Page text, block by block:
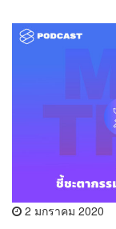
2 มกราคม 2020